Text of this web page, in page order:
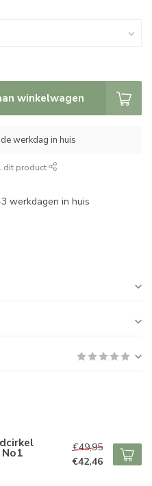
winkelwagen
werkdag in huis
dit product
werkdagen in huis
€49,95
€42,46